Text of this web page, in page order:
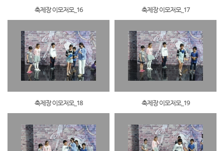
축제장 이모저모_16 축제장 이모저모_17
축제장 이모저모_18 축제장 이모저모_19